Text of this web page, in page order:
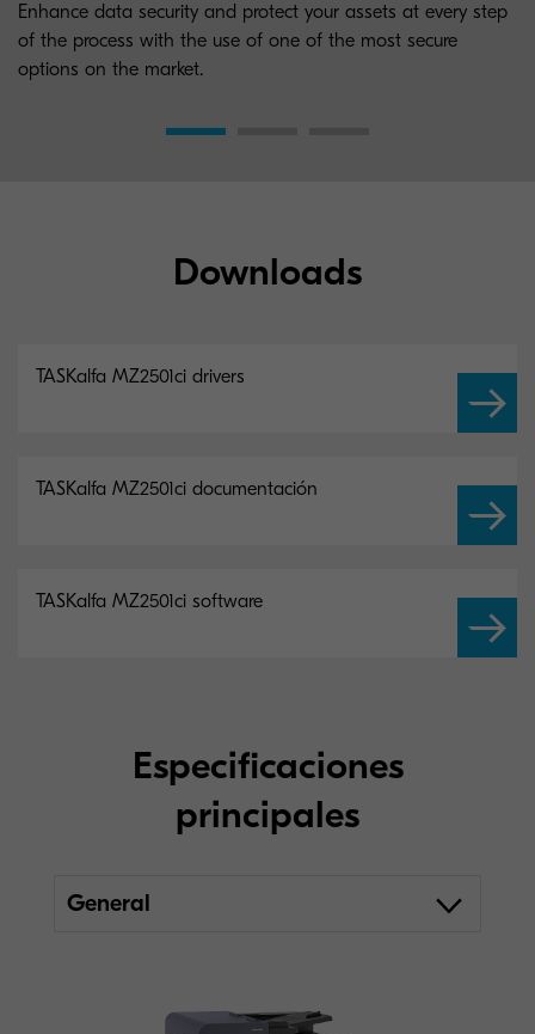
Enhance data security and protect your assets at every step
of the process with the use of one of the most secure
options on the market.
Downloads
TASKalfa MZ2501ci drivers
TASKalfa MZ2501ci documentación
TASKalfa MZ2501ci software
Especificaciones
principales
General